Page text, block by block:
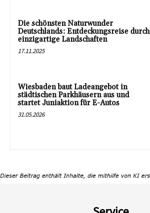
Die schönsten Naturwunder
Deutschlands: Entdeckungsreise durch
einzigartige Landschaften
17.11.2025
Wiesbaden baut Ladeangebot in
städtischen Parkhäusern aus und
startet Juniaktion für E-Autos
31.05.2026